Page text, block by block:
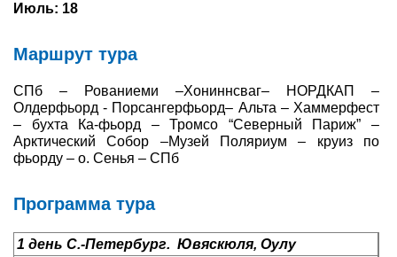
Туры по России
Автобусные туры
Круизы
Туры на пароме
Авиабилеты
Туристическая страховка
Услуги
Июль: 18
Маршрут тура
СПб – Рованиеми –Хониннсваг– НОРДКАП –
Олдерфьорд - Порсангерфьорд– Альта – Хаммерфест
– бухта Ка-фьорд – Тромсо “Северный Париж” –
Арктический Собор –Музей Поляриум – круиз по
фьорду – о. Сенья – СПб
Программа тура
1 день С.-Петербург. Ювяскюля, Оулу